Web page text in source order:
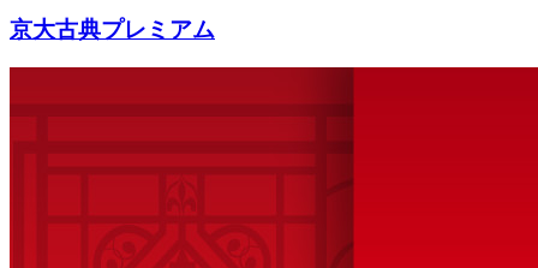
京大古典プレミアム